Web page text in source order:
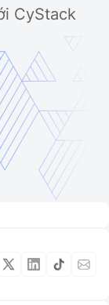
CyStack